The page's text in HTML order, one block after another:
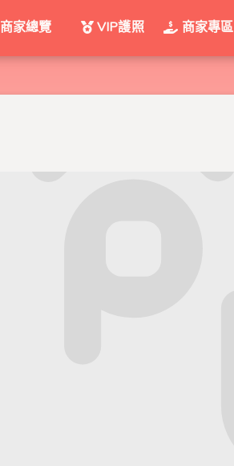
商家總覽 VIP護照 商家專區